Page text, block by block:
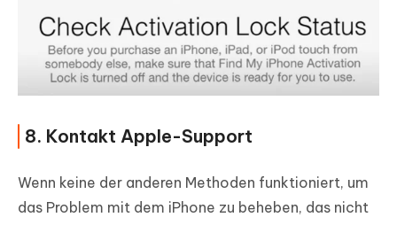
8. Kontakt Apple-Support
Wenn keine der anderen Methoden funktioniert, um
das Problem mit dem iPhone zu beheben, das nicht